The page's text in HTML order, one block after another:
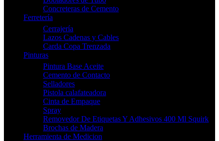
Concreteras de Cemento
Ferretería
Cerrajería
Lazos Cadenas y Cables
Carda Copa Trenzada
Pinturas
Pintura Base Aceite
Cemento de Contacto
Selladores
Pistola calafateadora
Cinta de Empaque
Spray
Removedor De Etiquetas Y Adhesivos 400 Ml Squirk
Brochas de Madera
Herramienta de Medicion